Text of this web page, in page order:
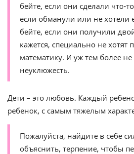
бейте, если они сделали что-
если обманули или не хотели
бейте, если они получили
кажется, специально не хотят
математику. И уж тем более не
неуклюжесть.
Дети – это любовь. Каждый
ребенок, с самым тяжелым
Пожалуйста, найдите в себе
объяснить, терпение, чтобы